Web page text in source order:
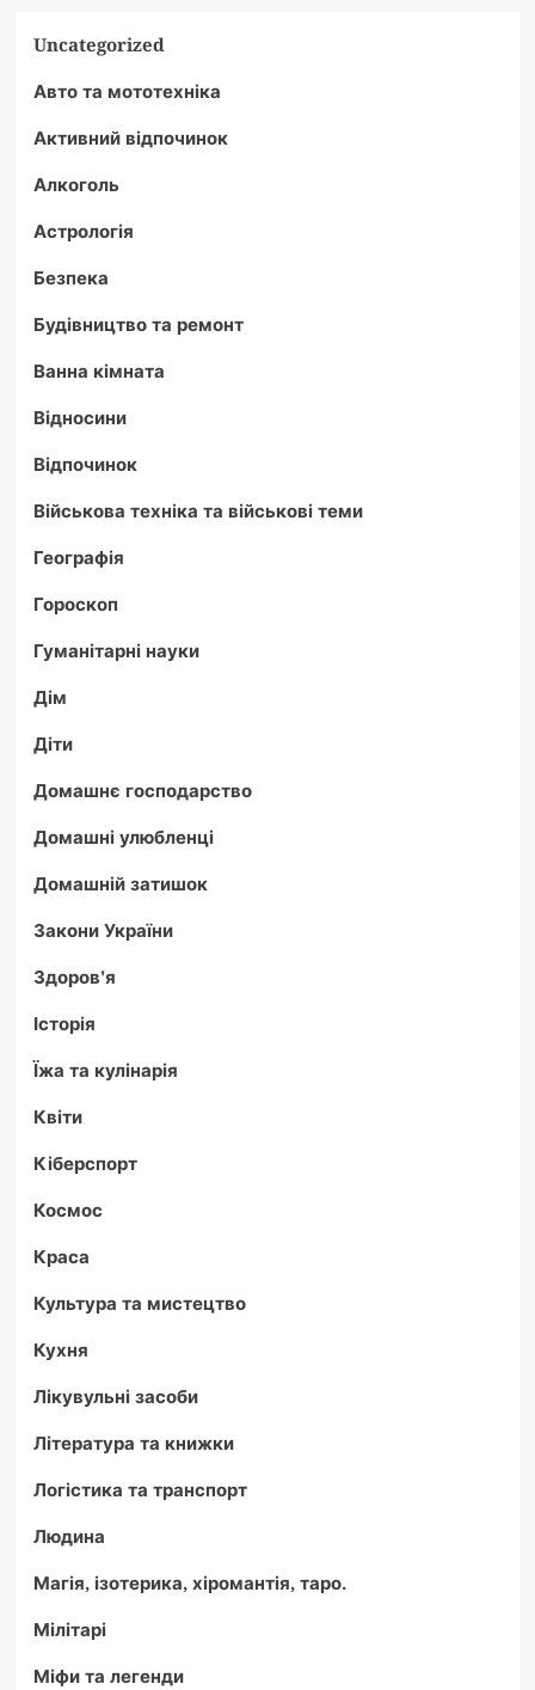
Uncategorized
Авто та мототехніка
Активний відпочинок
Алкоголь
Астрологія
Безпека
Будівництво та ремонт
Ванна кімната
Відносини
Відпочинок
Військова техніка та військові теми
Географія
Гороскоп
Гуманітарні науки
Дім
Діти
Домашнє господарство
Домашні улюбленці
Домашній затишок
Закони України
Здоров'я
Історія
Їжа та кулінарія
Квіти
Кіберспорт
Космос
Краса
Культура та мистецтво
Кухня
Лікувульні засоби
Література та книжки
Логістика та транспорт
Людина
Магія, ізотерика, хіромантія, таро.
Мілітарі
Міфи та легенди